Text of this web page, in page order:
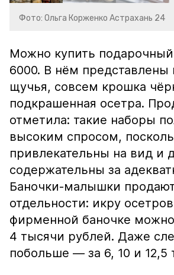
Фото: Ольга Корженко Астрахань 24
Можно купить подарочный
6000. В нём
щучья, совсем крошка
подкрашенная осетра.
отметила: такие наборы
высоким спросом,
привлекательны на вид и
содержательны за
Баночки-малышки
отдельности: икру
фирменной баночке
4 тысячи рублей. Даже
побольше — за 6, 10 и 12,5